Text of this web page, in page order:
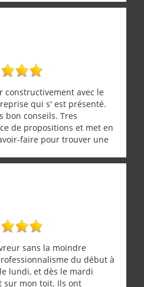
constructivement avec le
qui s' est présenté.
bon conseils. Tres
de propositions et met en
faire pour trouver une
de la considération, ce qui
pationnés de leur métier.
sa disponibilité
sans la moindre
du début à
lundi, et dès le mardi
sur mon toit. Ils ont